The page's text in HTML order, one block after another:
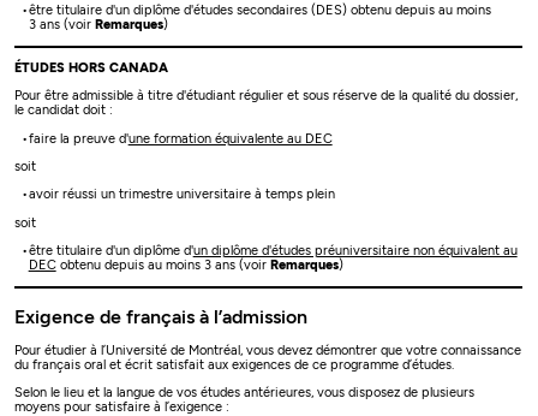
être titulaire d'un diplôme d'études secondaires (DES) obtenu depuis au moins
3 ans (voir Remarques)
ÉTUDES HORS CANADA
Pour être admissible à titre d'étudiant régulier et sous réserve de la qualité du dossier,
le candidat doit :
faire la preuve d'une formation équivalente au DEC
soit
avoir réussi un trimestre universitaire à temps plein
soit
être titulaire d'un diplôme d'un diplôme d'études préuniversitaire non équivalent au
DECobtenu depuis au moins 3 ans (voir Remarques)
Exigence de français à l’admission
Pour étudier à l’Université de Montréal, vous devez démontrer que votre connaissance
du français oral et écrit satisfait aux exigences de ce programme d’études.
Selon le lieu et la langue de vos études antérieures, vous disposez de plusieurs
moyens pour satisfaire à l’exigence :